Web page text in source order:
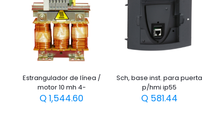
Estrangulador de línea /
motor 10 mh 4-
Q 1,544.60
Sch, base inst. para puerta
p/hmi ip55
Q 581.44